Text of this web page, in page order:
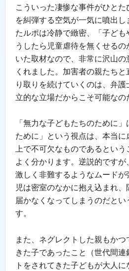
こういった凄惨な事件がひと
を糾弾する空気が一気に噴出
たルポは冷静で緻密、「子ど
うしたら児童虐待を無くせる
いた取材なので、非常に沢山
くれました。加害者の親たち
り取りを続けていくのは、弁
立的な立場だからこそ可能なの
「無力な子どもたちのために
ために」という視点は、本当
上で不可欠なものであるという
よく分かります。逆説的です
激しく非難するようなムード
児は密室のなかに抱え込まれ
届かなくなってしまうのだとい
す。
また、ネグレクトした親もか
きた子であったこと（世代間
トをされてきた子どもが大人